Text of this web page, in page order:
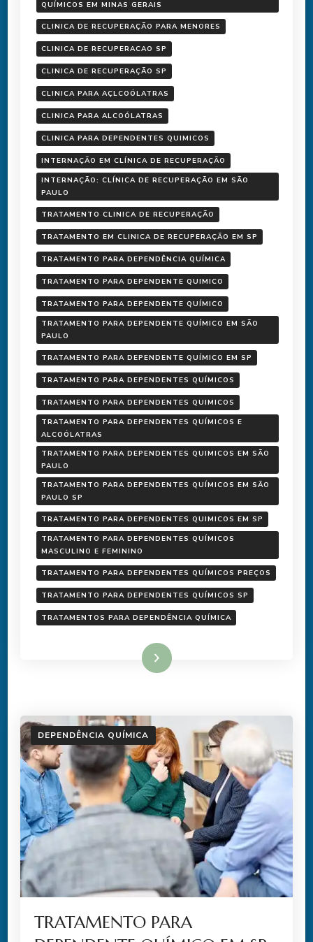
QUÍMICOS EM MINAS GERAIS
CLINICA DE RECUPERAÇÃO PARA MENORES
CLINICA DE RECUPERACAO SP
CLINICA DE RECUPERAÇÃO SP
CLINICA PARA AÇLCOÓLATRAS
CLINICA PARA ALCOÓLATRAS
CLINICA PARA DEPENDENTES QUIMICOS
INTERNAÇÃO EM CLÍNICA DE RECUPERAÇÃO
INTERNAÇÃO: CLÍNICA DE RECUPERAÇÃO EM SÃO
PAULO
TRATAMENTO CLINICA DE RECUPERAÇÃO
TRATAMENTO EM CLINICA DE RECUPERAÇÃO EM SP
TRATAMENTO PARA DEPENDÊNCIA QUÍMICA
TRATAMENTO PARA DEPENDENTE QUIMICO
TRATAMENTO PARA DEPENDENTE QUÍMICO
TRATAMENTO PARA DEPENDENTE QUÍMICO EM SÃO
PAULO
TRATAMENTO PARA DEPENDENTE QUÍMICO EM SP
TRATAMENTO PARA DEPENDENTES QUÍMICOS
TRATAMENTO PARA DEPENDENTES QUIMICOS
TRATAMENTO PARA DEPENDENTES QUÍMICOS E
ALCOÓLATRAS
TRATAMENTO PARA DEPENDENTES QUIMICOS EM SÃO
PAULO
TRATAMENTO PARA DEPENDENTES QUÍMICOS EM SÃO
PAULO SP
TRATAMENTO PARA DEPENDENTES QUIMICOS EM SP
TRATAMENTO PARA DEPENDENTES QUÍMICOS
MASCULINO E FEMININO
TRATAMENTO PARA DEPENDENTES QUÍMICOS PREÇOS
TRATAMENTO PARA DEPENDENTES QUÍMICOS SP
TRATAMENTOS PARA DEPENDÊNCIA QUÍMICA
Ler mais
DEPENDÊNCIA QUÍMICA
TRATAMENTO PARA